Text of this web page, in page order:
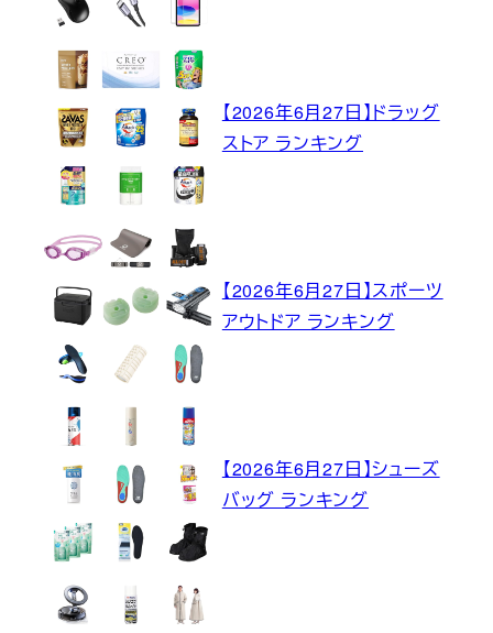
【2026年6月27日】ドラッグ
ストア ランキング
【2026年6月27日】スポーツ
アウトドア ランキング
【2026年6月27日】シューズ
バッグ ランキング